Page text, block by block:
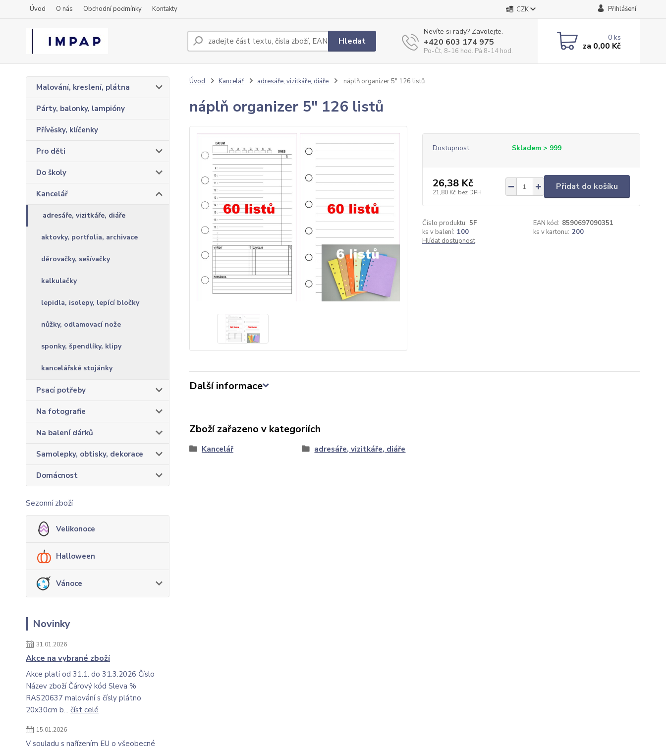
Úvod O nás Obchodní podmínky Kontakty CZK Přihlášení
Hledat
Nevíte si rady? Zavolejte.
+420 603 174 975
Po-Čt, 8-16 hod. Pá 8-14 hod.
0ks
za 0,00 Kč
Malování, kreslení, plátna
Párty, balonky, lampióny
Přívěsky, klíčenky
Pro děti
Do školy
Kancelář
adresáře, vizitkáře, diáře
aktovky, portfolia, archivace
děrovačky, sešívačky
kalkulačky
lepidla, isolepy, lepící bločky
nůžky, odlamovací nože
sponky, špendlíky, klipy
kancelářské stojánky
Psací potřeby
Na fotografie
Na balení dárků
Samolepky, obtisky, dekorace
Domácnost
Sezonní zboží
Velikonoce
Halloween
Vánoce
Novinky
31.01.2026
Akce na vybrané zboží
Akce platí od 31.1. do 31.3.2026 Číslo
Název zboží Čárový kód Sleva %
RAS20637 malování s čísly plátno
20x30cm b... číst celé
15.01.2026
V souladu s nařízením EU o všeobecné
Úvod Kancelář adresáře, vizitkáře, diáře náplň organizer 5" 126 listů
náplň organizer 5" 126 listů
Dostupnost Skladem > 999
26,38 Kč
21,80 Kč bez DPH
Přidat do košíku
Číslo produktu: 5F EAN kód: 8590697090351
ks v balení: 100 ks v kartonu: 200
Hlídat dostupnost
Další informace
Zboží zařazeno v kategoriích
Kancelář adresáře, vizitkáře, diáře